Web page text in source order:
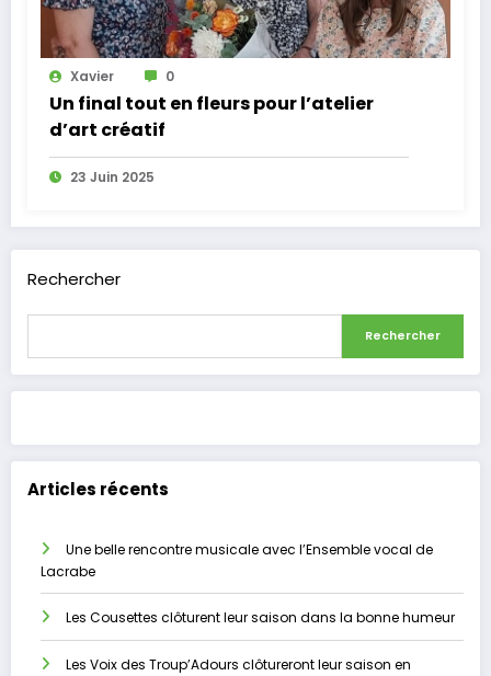
Xavier 0
Un final tout en fleurs pour l’atelier
d’art créatif
23 Juin 2025
Rechercher
Rechercher
Articles récents
Une belle rencontre musicale avec l’Ensemble vocal de
Lacrabe
Les Cousettes clôturent leur saison dans la bonne humeur
Les Voix des Troup’Adours clôtureront leur saison en